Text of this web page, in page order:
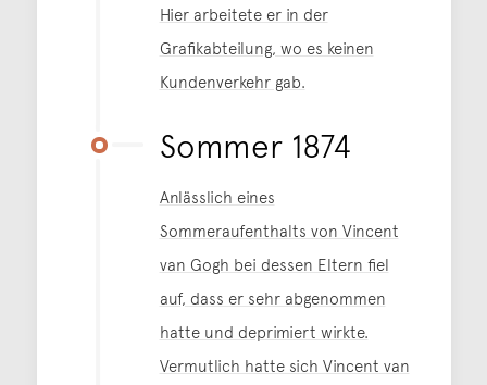
Hier arbeitete er in der
Grafikabteilung, wo es keinen
Kundenverkehr gab.
Sommer 1874
Anlässlich eines
Sommeraufenthalts von Vincent
van Gogh bei dessen Eltern fiel
auf, dass er sehr abgenommen
hatte und deprimiert wirkte.
Vermutlich hatte sich Vincent van